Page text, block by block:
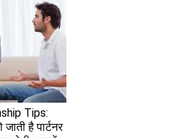
Tips:
जाती है पार्टनर